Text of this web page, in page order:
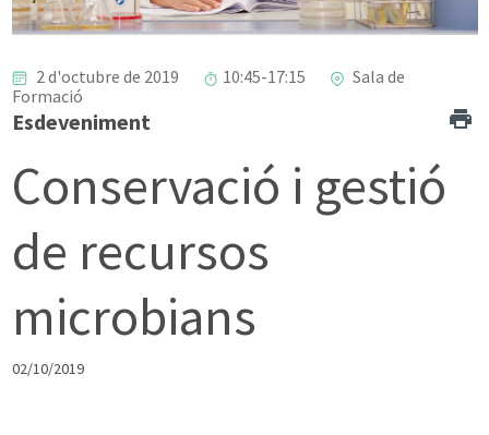
2 d'octubre de 2019 10:45-17:15
Sala de
Formació
Esdeveniment
Conservació i gestió
de recursos
microbians
02/10/2019